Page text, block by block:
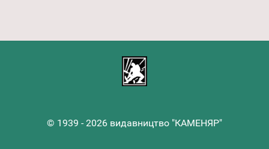
© 1939 - 2026 видавництво "КАМЕНЯР"